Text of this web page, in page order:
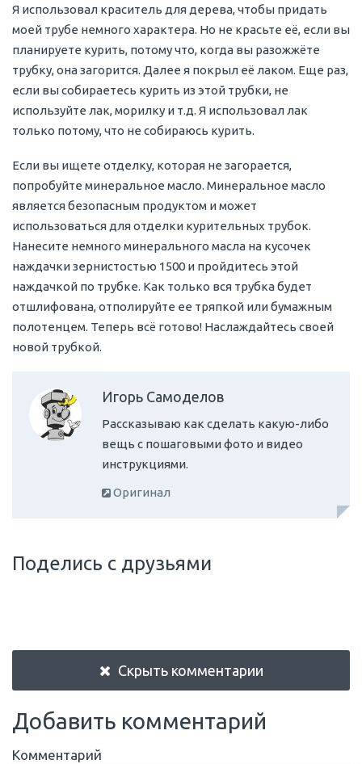
Я использовал краситель для дерева, чтобы придать
моей трубе немного характера. Но не красьте её, если вы
планируете курить, потому что, когда вы разожжёте
трубку, она загорится. Далее я покрыл её лаком. Еще раз,
если вы собираетесь курить из этой трубки, не
используйте лак, морилку и т.д. Я использовал лак
только потому, что не собираюсь курить.
Если вы ищете отделку, которая не загорается,
попробуйте минеральное масло. Минеральное масло
является безопасным продуктом и может
использоваться для отделки курительных трубок.
Нанесите немного минерального масла на кусочек
наждачки зернистостью 1500 и пройдитесь этой
наждачкой по трубке. Как только вся трубка будет
отшлифована, отполируйте ее тряпкой или бумажным
полотенцем. Теперь всё готово! Наслаждайтесь своей
новой трубкой.
Игорь Самоделов
Рассказываю как сделать какую-либо
вещь с пошаговыми фото и видео
инструкциями.
Оригинал
Поделись с друзьями
Скрыть комментарии
Добавить комментарий
Комментарий